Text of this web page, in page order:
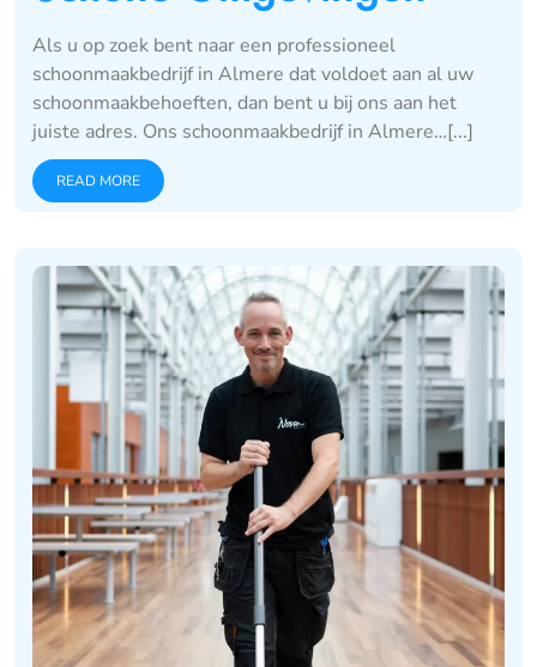
Als u op zoek bent naar een professioneel
schoonmaakbedrijf in Almere dat voldoet aan al uw
schoonmaakbehoeften, dan bent u bij ons aan het
juiste adres. Ons schoonmaakbedrijf in Almere…[...]
READ MORE